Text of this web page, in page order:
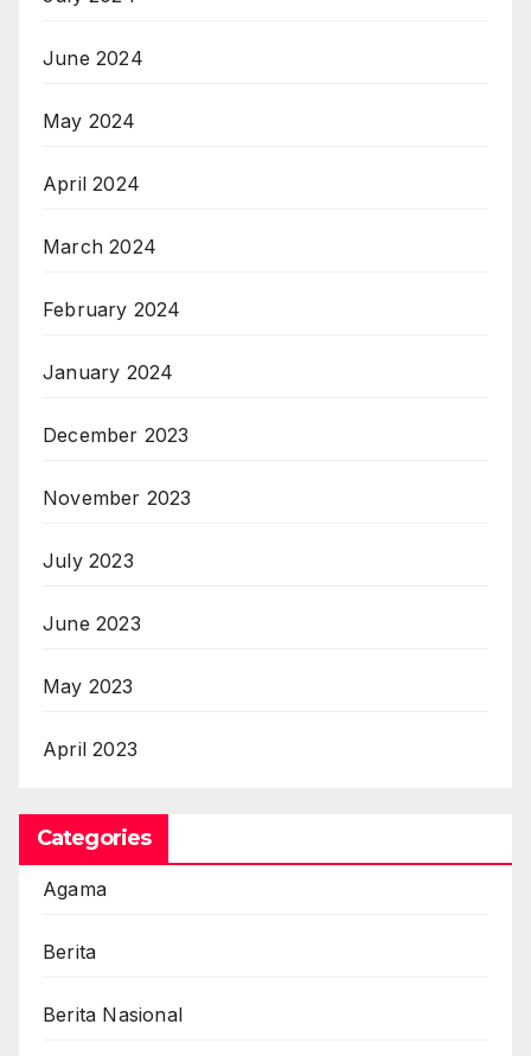
June 2024
May 2024
April 2024
March 2024
February 2024
January 2024
December 2023
November 2023
July 2023
June 2023
May 2023
April 2023
Categories
Agama
Berita
Berita Nasional